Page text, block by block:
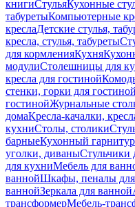
книгиСтульяКухонные
табуретыКомпьютерные
креслаДетские стулья,
кресла, стулья, табуреты
для кормленияКухня
модулиСтолешницы для
кресла для гостиной
стенки, горки для гостиной
гостинойЖурнальные
домаКресла-качалки,
кухниСтолы, столики
барныеКухонный гарнитур
уголки, диваныСтульчики
для кухниМебель для
ваннойШкафы, пеналы
ваннойЗеркала для ванной
трансформерМебель-